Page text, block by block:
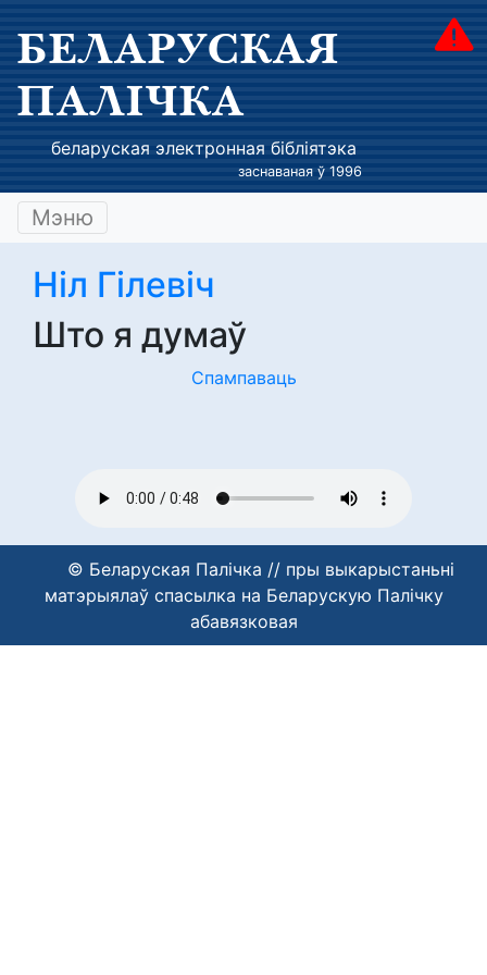
БЕЛАРУСКАЯ
ПАЛІЧКА
беларуская электронная бібліятэка
заснаваная ў 1996
Мэню
Ніл Гілевіч
Што я думаў
Спампаваць
© Беларуская Палічка // пры выкарыстаньні
матэрыялаў спасылка на Беларускую Палічку
абавязковая